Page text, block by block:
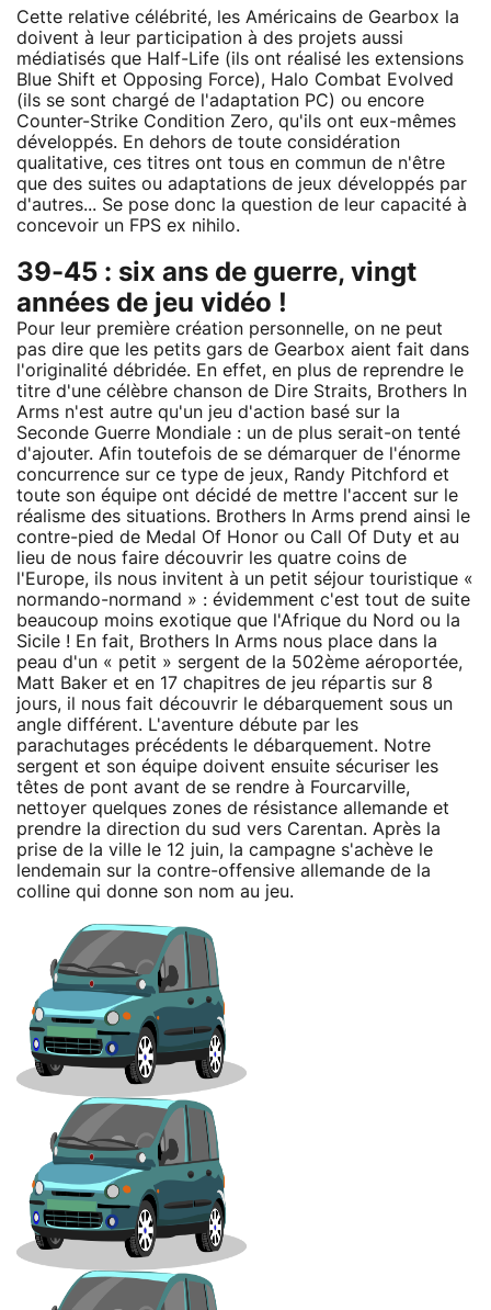
Cette relative célébrité, les Américains de Gearbox la
doivent à leur participation à des projets aussi
médiatisés que Half-Life (ils ont réalisé les extensions
Blue Shift et Opposing Force), Halo Combat Evolved
(ils se sont chargé de l'adaptation PC) ou encore
Counter-Strike Condition Zero, qu'ils ont eux-mêmes
développés. En dehors de toute considération
qualitative, ces titres ont tous en commun de n'être
que des suites ou adaptations de jeux développés par
d'autres... Se pose donc la question de leur capacité à
concevoir un FPS ex nihilo.
39-45 : six ans de guerre, vingt
années de jeu vidéo !
Pour leur première création personnelle, on ne peut
pas dire que les petits gars de Gearbox aient fait dans
l'originalité débridée. En effet, en plus de reprendre le
titre d'une célèbre chanson de Dire Straits, Brothers In
Arms n'est autre qu'un jeu d'action basé sur la
Seconde Guerre Mondiale : un de plus serait-on tenté
d'ajouter. Afin toutefois de se démarquer de l'énorme
concurrence sur ce type de jeux, Randy Pitchford et
toute son équipe ont décidé de mettre l'accent sur le
réalisme des situations. Brothers In Arms prend ainsi le
contre-pied de Medal Of Honor ou Call Of Duty et au
lieu de nous faire découvrir les quatre coins de
l'Europe, ils nous invitent à un petit séjour touristique «
normando-normand » : évidemment c'est tout de suite
beaucoup moins exotique que l'Afrique du Nord ou la
Sicile ! En fait, Brothers In Arms nous place dans la
peau d'un « petit » sergent de la 502ème aéroportée,
Matt Baker et en 17 chapitres de jeu répartis sur 8
jours, il nous fait découvrir le débarquement sous un
angle différent. L'aventure débute par les
parachutages précédents le débarquement. Notre
sergent et son équipe doivent ensuite sécuriser les
têtes de pont avant de se rendre à Fourcarville,
nettoyer quelques zones de résistance allemande et
prendre la direction du sud vers Carentan. Après la
prise de la ville le 12 juin, la campagne s'achève le
lendemain sur la contre-offensive allemande de la
colline qui donne son nom au jeu.